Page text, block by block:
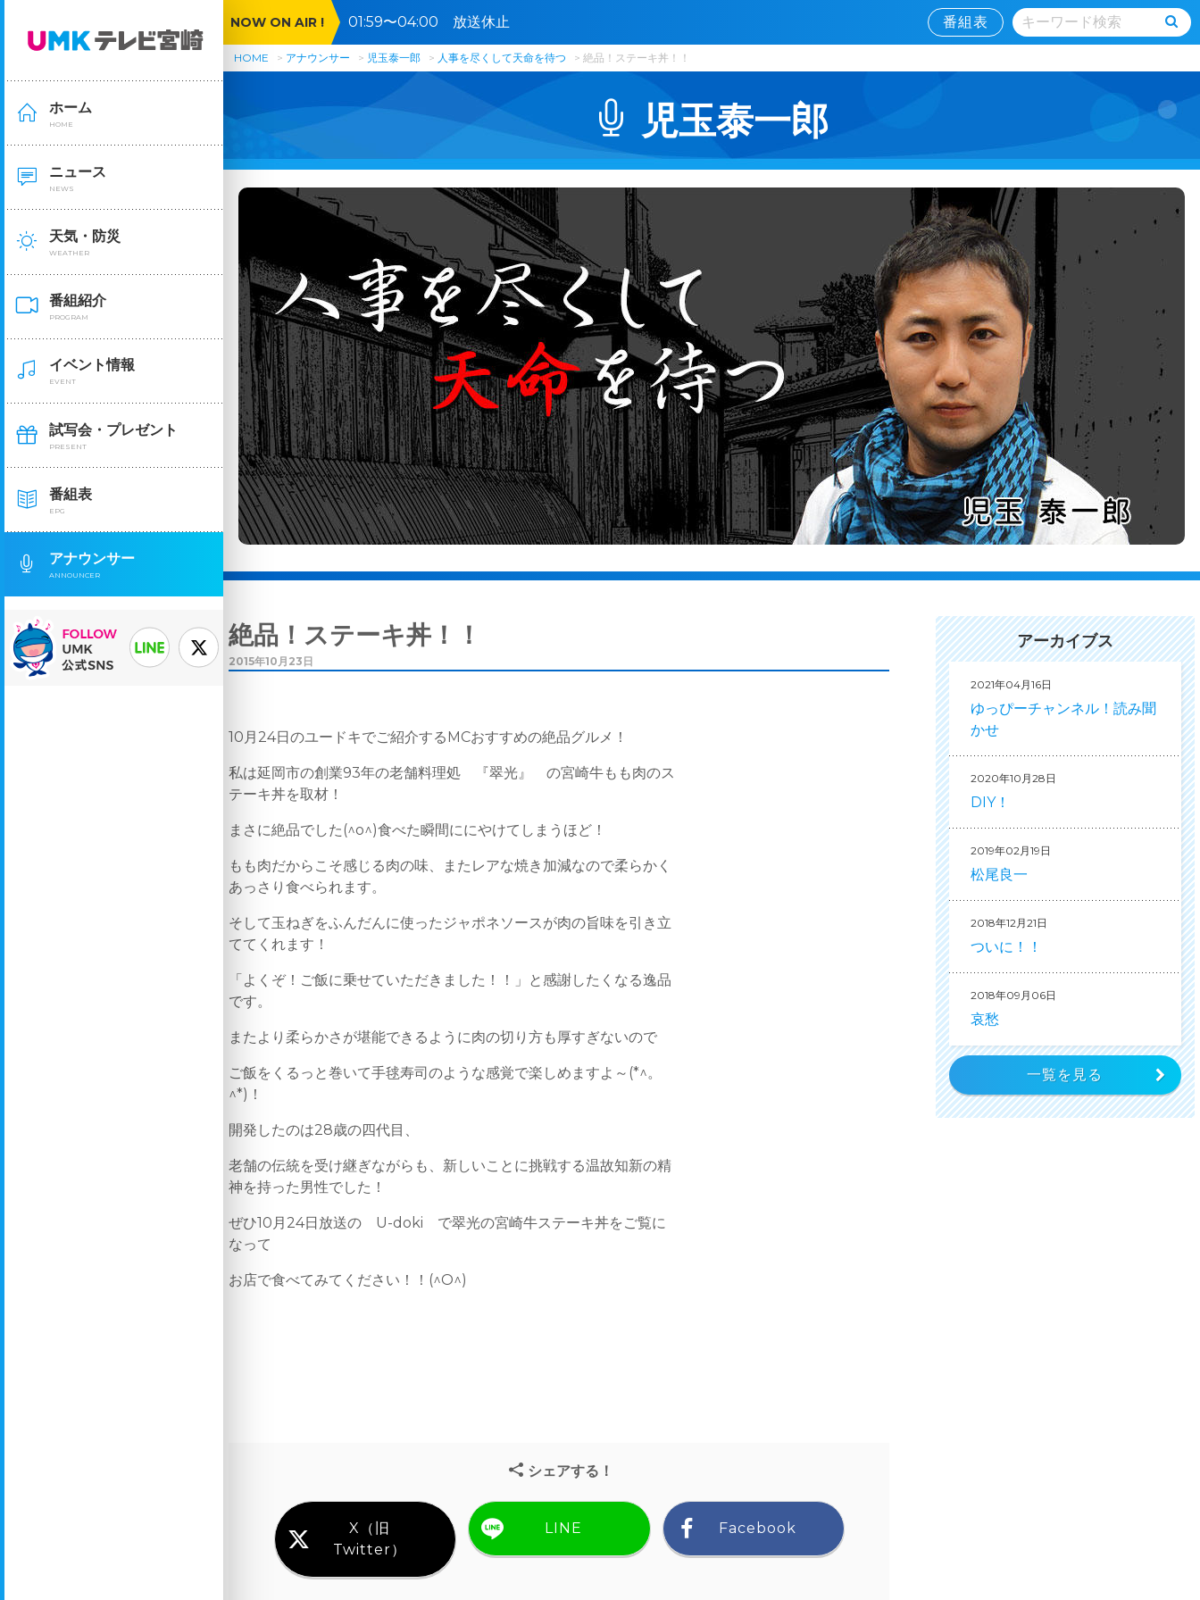
ホーム
HOME
ニュース
NEWS
天気・防災
WEATHER
番組紹介
PROGRAM
イベント情報
EVENT
試写会・プレゼント
PRESENT
番組表
EPG
アナウンサー
ANNOUNCER
NOW ON AIR ! 01:59〜04:00 放送休止 番組表
HOME アナウンサー 児玉泰一郎 人事を尽くして天命を待つ 絶品！ステーキ丼！！
児玉泰一郎
絶品！ステーキ丼！！
2015年10月23日
10月24日のユードキでご紹介するMCおすすめの絶品グルメ！
私は延岡市の創業93年の老舗料理処 『翠光』 の宮崎牛もも肉のス
テーキ丼を取材！
まさに絶品でした(^o^)食べた瞬間ににやけてしまうほど！
もも肉だからこそ感じる肉の味、またレアな焼き加減なので柔らかく
あっさり食べられます。
そして玉ねぎをふんだんに使ったジャポネソースが肉の旨味を引き立
ててくれます！
「よくぞ！ご飯に乗せていただきました！！」と感謝したくなる逸品
です。
またより柔らかさが堪能できるように肉の切り方も厚すぎないので
ご飯をくるっと巻いて手毬寿司のような感覚で楽しめますよ～(*^。
^*)！
開発したのは28歳の四代目、
老舗の伝統を受け継ぎながらも、新しいことに挑戦する温故知新の精
神を持った男性でした！
ぜひ10月24日放送の U-doki で翠光の宮崎牛ステーキ丼をご覧に
なって
お店で食べてみてください！！(^O^)
シェアする！
X（旧
Twitter）
LINE Facebook
アーカイブス
2021年04月16日
ゆっぴーチャンネル！読み聞
かせ
2020年10月28日
DIY！
2019年02月19日
松尾良一
2018年12月21日
ついに！！
2018年09月06日
哀愁
一覧を見る